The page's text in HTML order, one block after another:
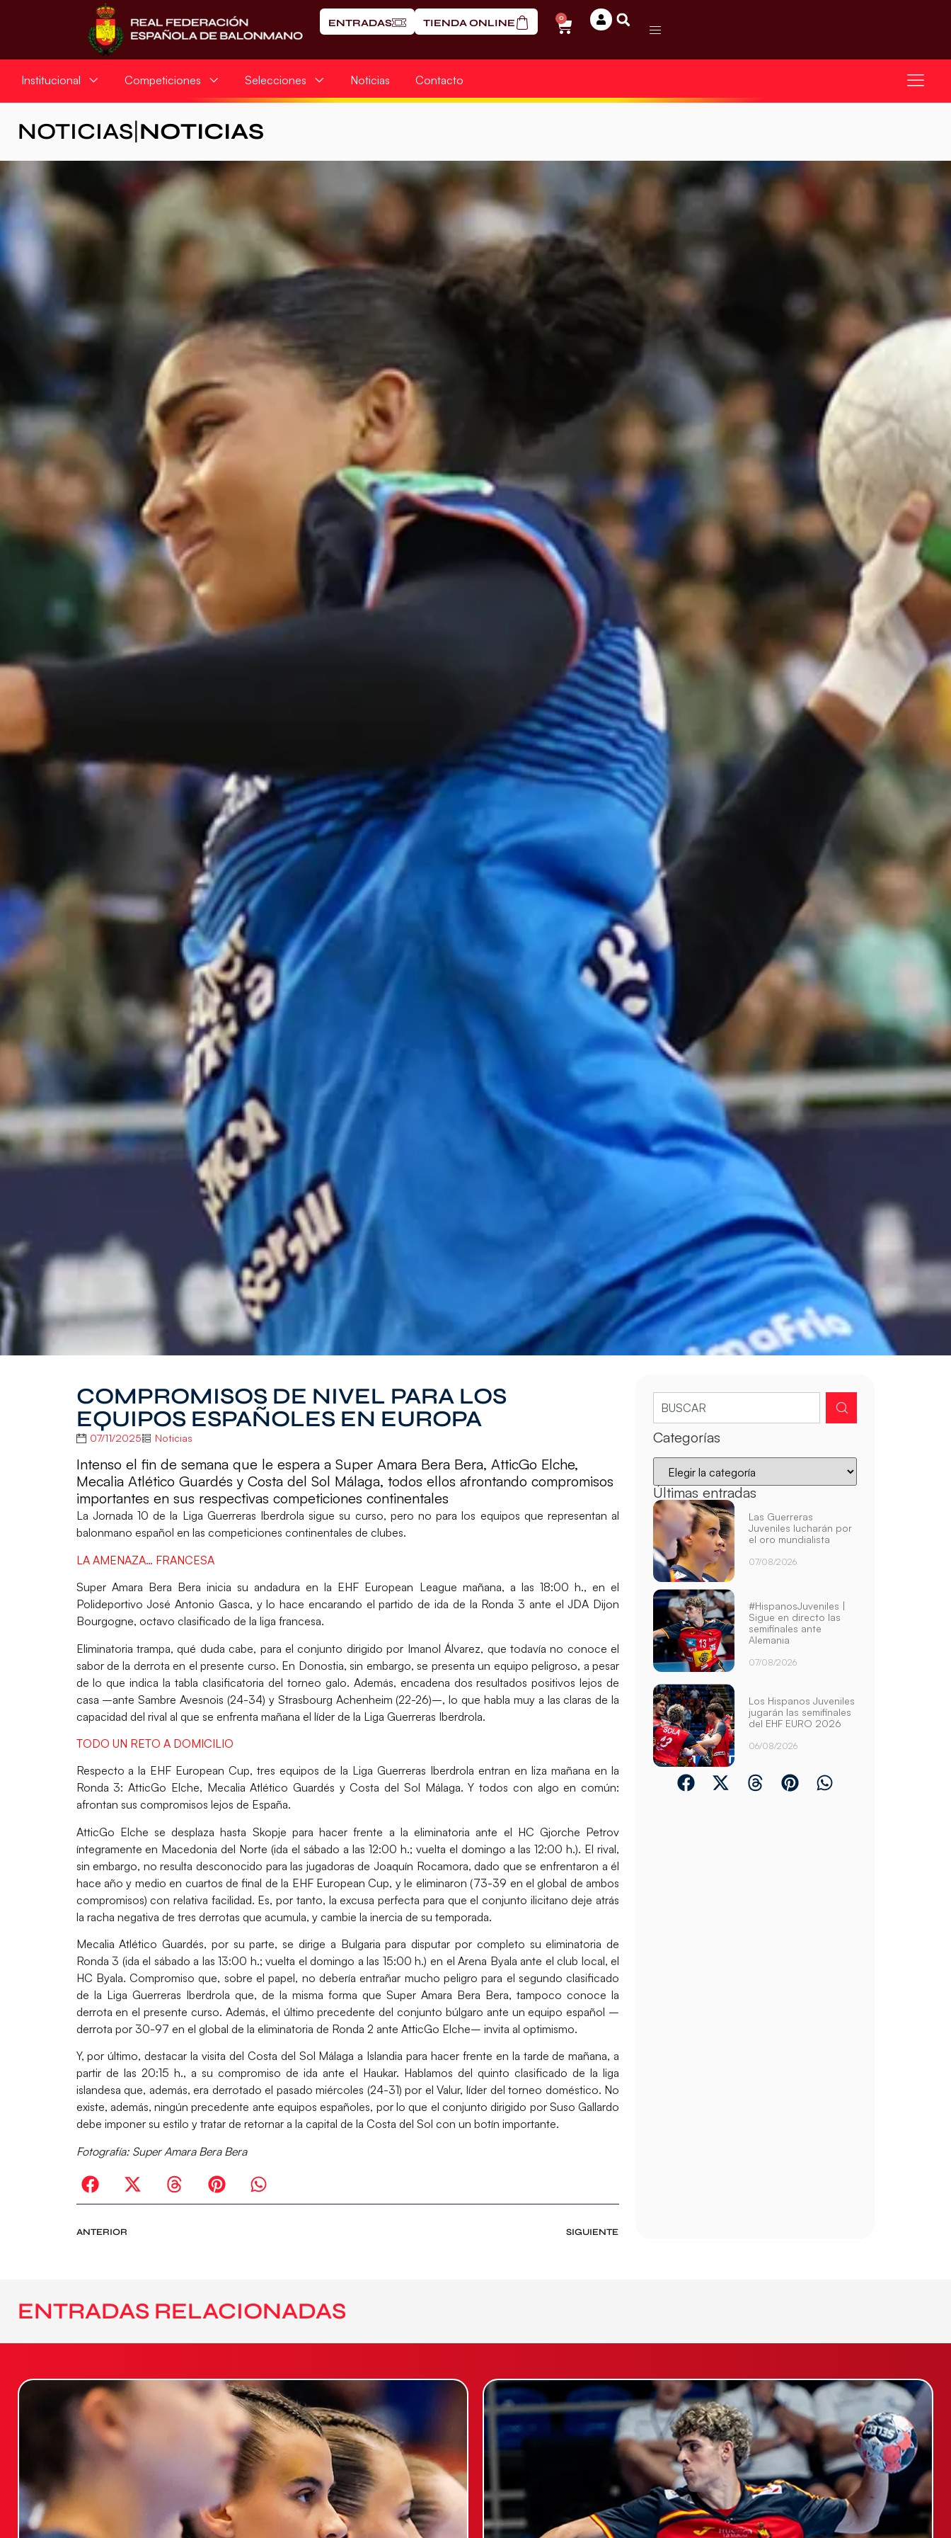
ENTRADAS TIENDA ONLINE 0
Institucional Competiciones Selecciones Noticias Contacto
NOTICIAS NOTICIAS
COMPROMISOS DE NIVEL PARA LOS
EQUIPOS ESPAÑOLES EN EUROPA
07/11/2025 Noticias
Intenso el fin de semana que le espera a Super Amara Bera Bera, AtticGo Elche,
Mecalia Atlético Guardés y Costa del Sol Málaga, todos ellos afrontando compromisos
importantes en sus respectivas competiciones continentales
La Jornada 10 de la Liga Guerreras Iberdrola sigue su curso, pero no para los equipos que representan al
balonmano español en las competiciones continentales de clubes.
LA AMENAZA… FRANCESA
Super Amara Bera Bera inicia su andadura en la EHF European League mañana, a las 18:00 h., en el
Polideportivo José Antonio Gasca, y lo hace encarando el partido de ida de la Ronda 3 ante el JDA Dijon
Bourgogne, octavo clasificado de la liga francesa.
Eliminatoria trampa, qué duda cabe, para el conjunto dirigido por Imanol Álvarez, que todavía no conoce el
sabor de la derrota en el presente curso. En Donostia, sin embargo, se presenta un equipo peligroso, a pesar
de lo que indica la tabla clasificatoria del torneo galo. Además, encadena dos resultados positivos lejos de
casa –ante Sambre Avesnois (24-34) y Strasbourg Achenheim (22-26)–, lo que habla muy a las claras de la
capacidad del rival al que se enfrenta mañana el líder de la Liga Guerreras Iberdrola.
TODO UN RETO A DOMICILIO
Respecto a la EHF European Cup, tres equipos de la Liga Guerreras Iberdrola entran en liza mañana en la
Ronda 3: AtticGo Elche, Mecalia Atlético Guardés y Costa del Sol Málaga. Y todos con algo en común:
afrontan sus compromisos lejos de España.
AtticGo Elche se desplaza hasta Skopje para hacer frente a la eliminatoria ante el HC Gjorche Petrov
íntegramente en Macedonia del Norte (ida el sábado a las 12:00 h.; vuelta el domingo a las 12:00 h.). El rival,
sin embargo, no resulta desconocido para las jugadoras de Joaquín Rocamora, dado que se enfrentaron a él
hace año y medio en cuartos de final de la EHF European Cup, y le eliminaron (73-39 en el global de ambos
compromisos) con relativa facilidad. Es, por tanto, la excusa perfecta para que el conjunto ilicitano deje atrás
la racha negativa de tres derrotas que acumula, y cambie la inercia de su temporada.
Mecalia Atlético Guardés, por su parte, se dirige a Bulgaria para disputar por completo su eliminatoria de
Ronda 3 (ida el sábado a las 13:00 h.; vuelta el domingo a las 15:00 h.) en el Arena Byala ante el club local, el
HC Byala. Compromiso que, sobre el papel, no debería entrañar mucho peligro para el segundo clasificado
de la Liga Guerreras Iberdrola que, de la misma forma que Super Amara Bera Bera, tampoco conoce la
derrota en el presente curso. Además, el último precedente del conjunto búlgaro ante un equipo español –
derrota por 30-97 en el global de la eliminatoria de Ronda 2 ante AtticGo Elche– invita al optimismo.
Y, por último, destacar la visita del Costa del Sol Málaga a Islandia para hacer frente en la tarde de mañana, a
partir de las 20:15 h., a su compromiso de ida ante el Haukar. Hablamos del quinto clasificado de la liga
islandesa que, además, era derrotado el pasado miércoles (24-31) por el Valur, líder del torneo doméstico. No
existe, además, ningún precedente ante equipos españoles, por lo que el conjunto dirigido por Suso Gallardo
debe imponer su estilo y tratar de retornar a la capital de la Costa del Sol con un botín importante.
Fotografía: Super Amara Bera Bera
ANTERIOR SIGUIENTE
Categorías
Últimas entradas
Las Guerreras
Juveniles lucharán por
el oro mundialista
07/08/2026
#HispanosJuveniles |
Sigue en directo las
semifinales ante
Alemania
07/08/2026
Los Hispanos Juveniles
jugarán las semifinales
del EHF EURO 2026
06/08/2026
ENTRADAS RELACIONADAS